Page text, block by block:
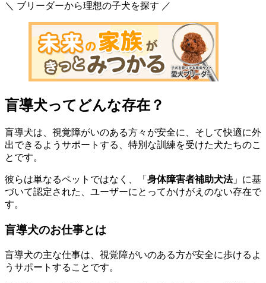
＼ ブリーダーから理想の子犬を探す ／
盲導犬ってどんな存在？
盲導犬は、視覚障がいのある方々が安全に、そして快適に外
出できるようサポートする、 特別な訓練を受けた犬たちのこ
とです。
彼らは単なるペットではなく、「 身体障害者補助犬法」に基
づいて認定された、ユーザーにとってかけがえのない存在で
す。
盲導犬のお仕事とは
盲導犬の主な仕事は、 視覚障がいのある方が安全に歩けるよ
うサポートすること です。